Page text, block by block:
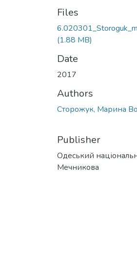
Files
(1.88 MB)
Date
2017
Authors
Сторожук, Марина
Publisher
Одеський
Мечникова